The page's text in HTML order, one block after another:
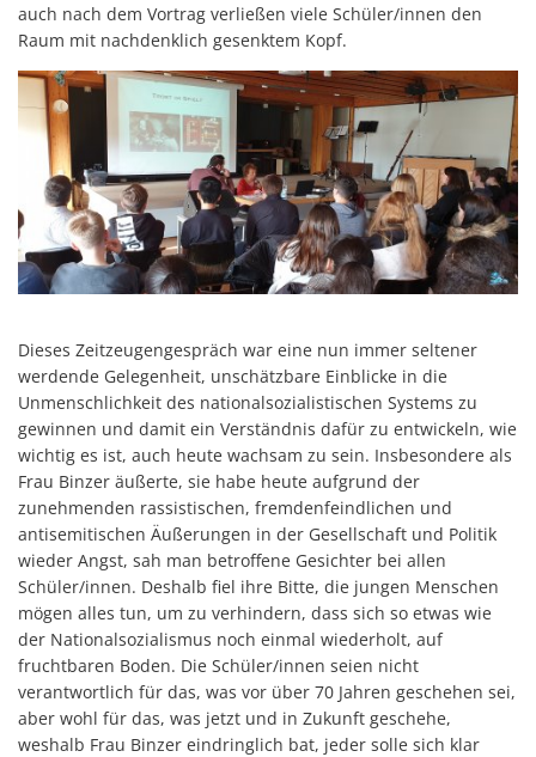
auch nach dem Vortrag verließen viele Schüler/innen den
Raum mit nachdenklich gesenktem Kopf.
Dieses Zeitzeugengespräch war eine nun immer seltener
werdende Gelegenheit, unschätzbare Einblicke in die
Unmenschlichkeit des nationalsozialistischen Systems zu
gewinnen und damit ein Verständnis dafür zu entwickeln, wie
wichtig es ist, auch heute wachsam zu sein. Insbesondere als
Frau Binzer äußerte, sie habe heute aufgrund der
zunehmenden rassistischen, fremdenfeindlichen und
antisemitischen Äußerungen in der Gesellschaft und Politik
wieder Angst, sah man betroffene Gesichter bei allen
Schüler/innen. Deshalb fiel ihre Bitte, die jungen Menschen
mögen alles tun, um zu verhindern, dass sich so etwas wie
der Nationalsozialismus noch einmal wiederholt, auf
fruchtbaren Boden. Die Schüler/innen seien nicht
verantwortlich für das, was vor über 70 Jahren geschehen sei,
aber wohl für das, was jetzt und in Zukunft geschehe,
weshalb Frau Binzer eindringlich bat, jeder solle sich klar